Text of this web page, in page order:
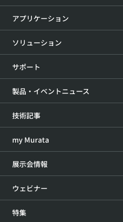
アプリケーション
ソリューション
サポート
製品・イベントニュース
技術記事
my Murata
展示会情報
ウェビナー
特集